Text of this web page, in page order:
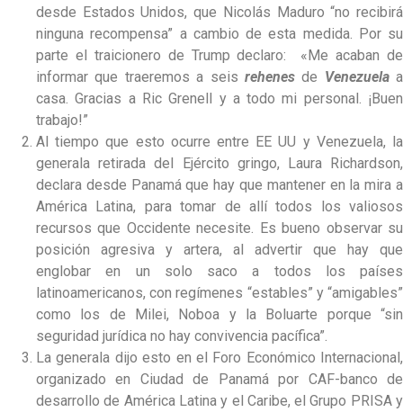
desde Estados Unidos, que Nicolás Maduro “no recibirá
ninguna recompensa” a cambio de esta medida. Por su
parte el traicionero de Trump declaro: «Me acaban de
informar que traeremos a seis rehenesde Venezuelaa
casa. Gracias a Ric Grenell y a todo mi personal. ¡Buen
trabajo!”
Al tiempo que esto ocurre entre EE UU y Venezuela, la
generala retirada del Ejército gringo, Laura Richardson,
declara desde Panamá que hay que mantener en la mira a
América Latina, para tomar de allí todos los valiosos
recursos que Occidente necesite. Es bueno observar su
posición agresiva y artera, al advertir que hay que
englobar en un solo saco a todos los países
latinoamericanos, con regímenes “estables” y “amigables”
como los de Milei, Noboa y la Boluarte porque “sin
seguridad jurídica no hay convivencia pacífica”.
La generala dijo esto en el Foro Económico Internacional,
organizado en Ciudad de Panamá por CAF-banco de
desarrollo de América Latina y el Caribe, el Grupo PRISA y